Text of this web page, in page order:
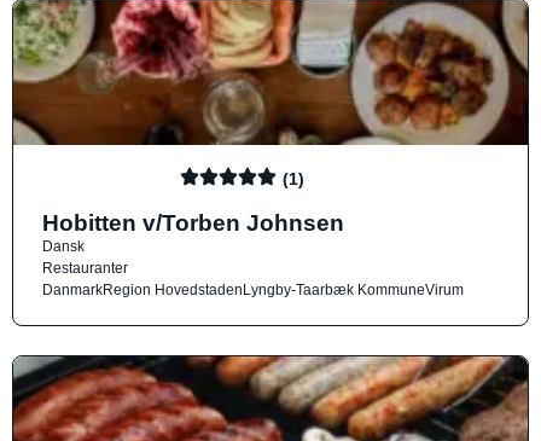
(1)
Hobitten v/Torben Johnsen
Dansk
Restauranter
DanmarkRegion HovedstadenLyngby-Taarbæk KommuneVirum